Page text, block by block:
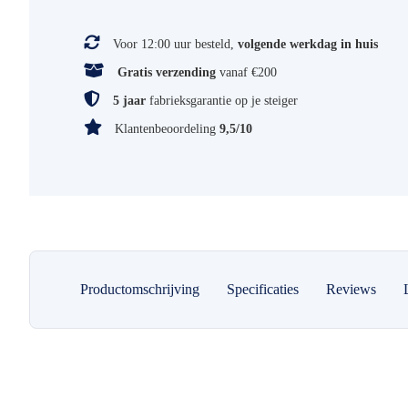
Voor 12:00 uur besteld, volgende werkdag in huis
Gratis verzending vanaf €200
5 jaar fabrieksgarantie op je steiger
Klantenbeoordeling 9,5/10
Productomschrijving Specificaties Reviews